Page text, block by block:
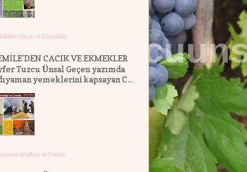
Cacık ve Ekmekler
CACIK VE EKMEKLER
Tuzcu Ünsal Geçen yazımda
yemeklerini kapsayan C...
Mutfağı ve Cemile